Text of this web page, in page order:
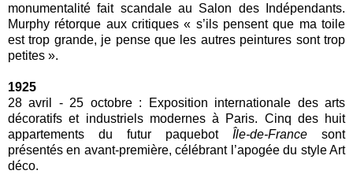
monumentalité fait scandale au Salon des Indépendants.
Murphy rétorque aux critiques « s’ils pensent que ma toile
est trop grande, je pense que les autres peintures sont trop
petites ».
1925
28 avril - 25 octobre : Exposition internationale des arts
décoratifs et industriels modernes à Paris. Cinq des huit
appartements du futur paquebot Île-de-France sont
présentés en avant-première, célébrant l’apogée du style Art
déco.